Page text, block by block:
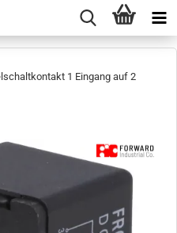
1 Eingang auf 2